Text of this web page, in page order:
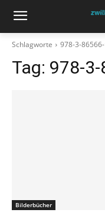
Schlagworte 978-3-
Tag: 978-
Bilderbücher